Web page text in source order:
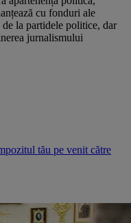
cu fonduri ale
la partidele politice, dar
jurnalismului
tău pe venit către